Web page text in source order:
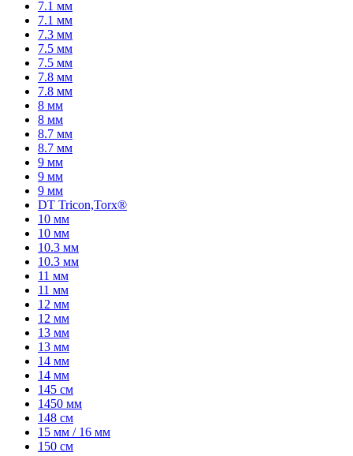
7.1 мм
7.1 мм
7.3 мм
7.5 мм
7.5 мм
7.8 мм
7.8 мм
8 мм
8 мм
8.7 мм
8.7 мм
9 мм
9 мм
9 мм
DT Tricon,Torx®
10 мм
10 мм
10.3 мм
10.3 мм
11 мм
11 мм
12 мм
12 мм
13 мм
13 мм
14 мм
14 мм
145 см
1450 мм
148 см
15 мм / 16 мм
150 см